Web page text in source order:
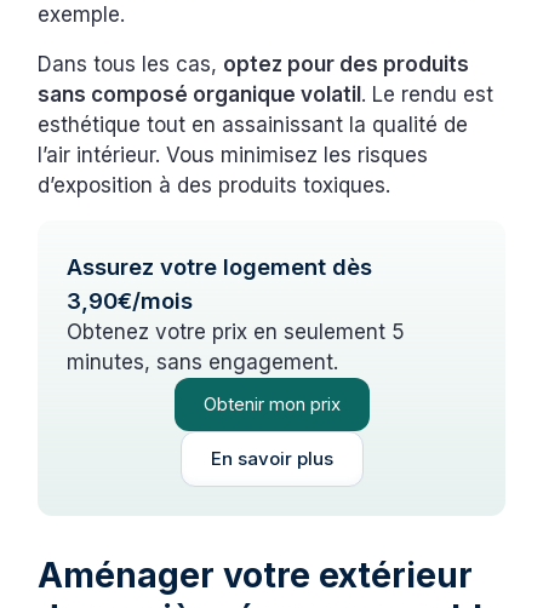
exemple.
Dans tous les cas, optez pour des produits
sans composé organique volatil. Le rendu est
esthétique tout en assainissant la qualité de
l’air intérieur. Vous minimisez les risques
d’exposition à des produits toxiques.
Assurez votre logement dès
3,90€/mois
Obtenez votre prix en seulement 5
minutes, sans engagement.
Obtenir mon prix
En savoir plus
Aménager votre extérieur